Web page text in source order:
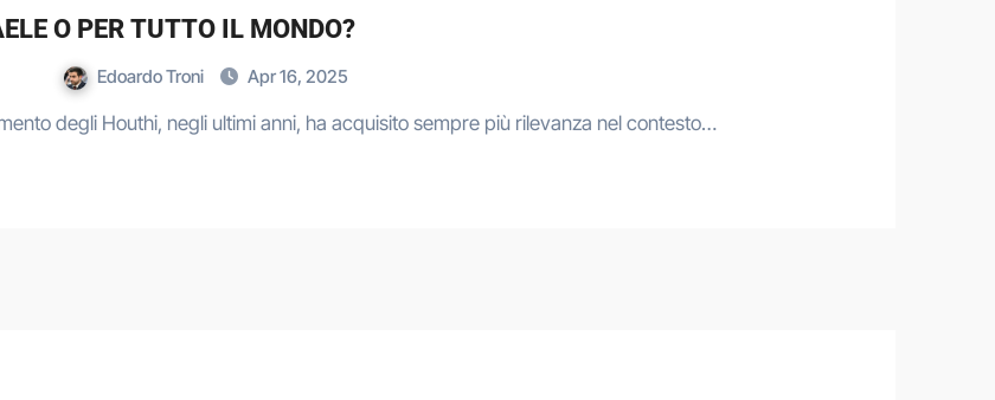
O PER TUTTO IL MONDO?
Edoardo Troni Apr 16, 2025
degli Houthi, negli ultimi anni, ha acquisito sempre più rilevanza nel contesto…